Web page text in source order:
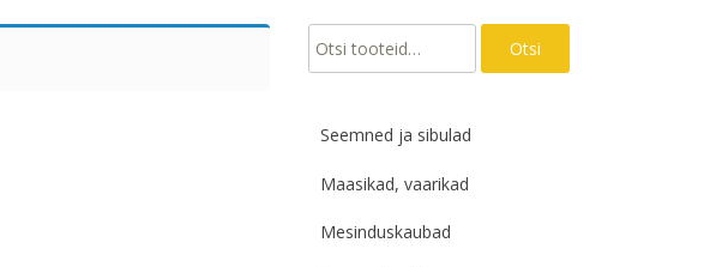
Otsi: Otsi
Seemned ja sibulad
Maasikad, vaarikad
Mesinduskaubad